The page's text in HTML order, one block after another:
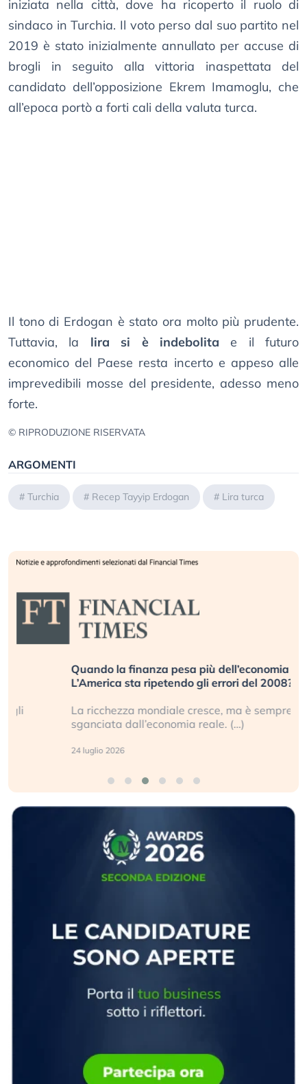
iniziata nella città, dove ha ricoperto il ruolo di
sindaco in Turchia. Il voto perso dal suo partito nel
2019 è stato inizialmente annullato per accuse di
brogli in seguito alla vittoria inaspettata del
candidato dell’opposizione Ekrem Imamoglu, che
all’epoca portò a forti cali della valuta turca.
Il tono di Erdogan è stato ora molto più prudente.
Tuttavia, la lira si è indebolita e il futuro
economico del Paese resta incerto e appeso alle
imprevedibili mosse del presidente, adesso meno
forte.
© RIPRODUZIONE RISERVATA
ARGOMENTI
# Turchia # Recep Tayyip Erdogan # Lira turca
Quando la finanza pesa più dell’economia reale.
L’America sta ripetendo gli errori del 2008?
La ricchezza mondiale cresce, ma è sempre più
sganciata dall’economia reale. (…)
24 luglio 2026